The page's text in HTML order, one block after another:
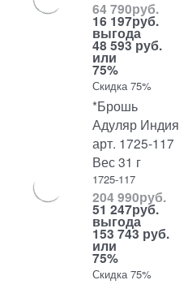
64 790руб.
16 197руб.
выгода
48 593 руб.
или
75%
Скидка 75%
*Брошь
Адуляр Индия
арт. 1725-117
Вес 31 г
1725-117
204 990руб.
51 247руб.
выгода
153 743 руб.
или
75%
Скидка 75%